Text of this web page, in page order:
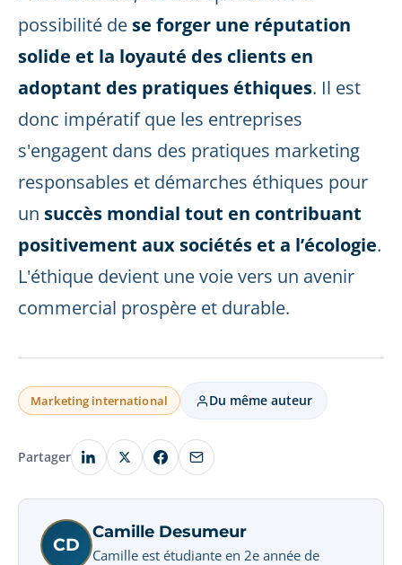
possibilité de se forger une réputation
solide et la loyauté des clients en
adoptant des pratiques éthiques. Il est
donc impératif que les entreprises
s'engagent dans des pratiques marketing
responsables et démarches éthiques pour
un succès mondial tout en contribuant
positivement aux sociétés et a l’écologie.
L'éthique devient une voie vers un avenir
commercial prospère et durable.
Marketing international Du même auteur
Partager
CD
Camille Desumeur
Camille est étudiante en 2e année de